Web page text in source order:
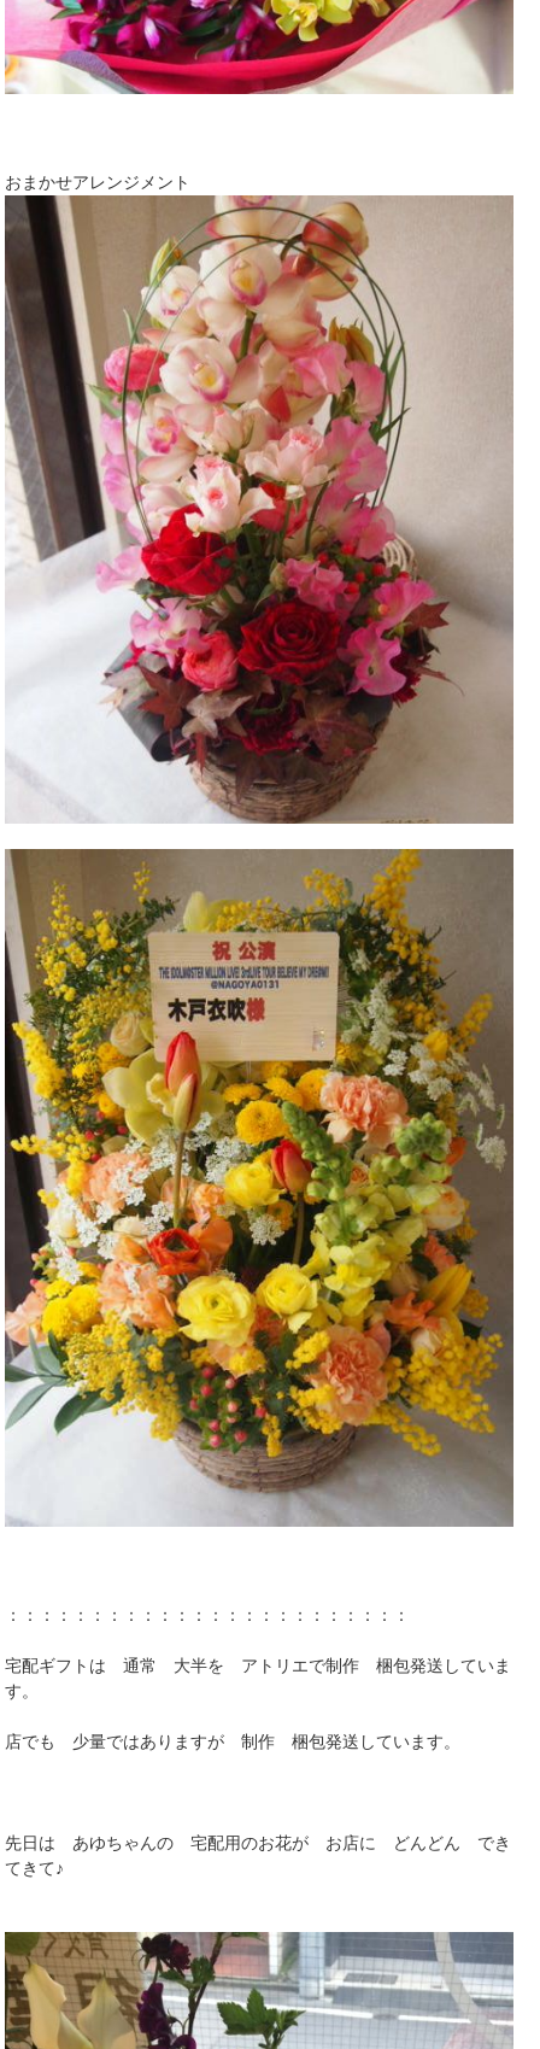
おまかせアレンジメント
：：：：：：：：：：：：：：：：：：：：：：：：
宅配ギフトは 通常 大半を アトリエで制作 梱包発送していま
す。
店でも 少量ではありますが 制作 梱包発送しています。
先日は あゆちゃんの 宅配用のお花が お店に どんどん でき
てきて♪